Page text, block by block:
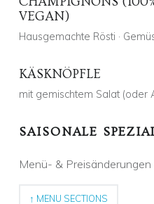
Posted on:
2 Aug. 2018
Written by:
Alex FehrComments:
Comments:0
VEGAN)
Hausgemachte Rösti ·
Posted on:
14 Mai 2020
Written by:
KÄSKNÖPFLE
mit gemischtem Salat (oder
Written by:
Alex FehrComments:
Comments:0
SAISONALE
Menü- &
↑ MENU SECTIONS